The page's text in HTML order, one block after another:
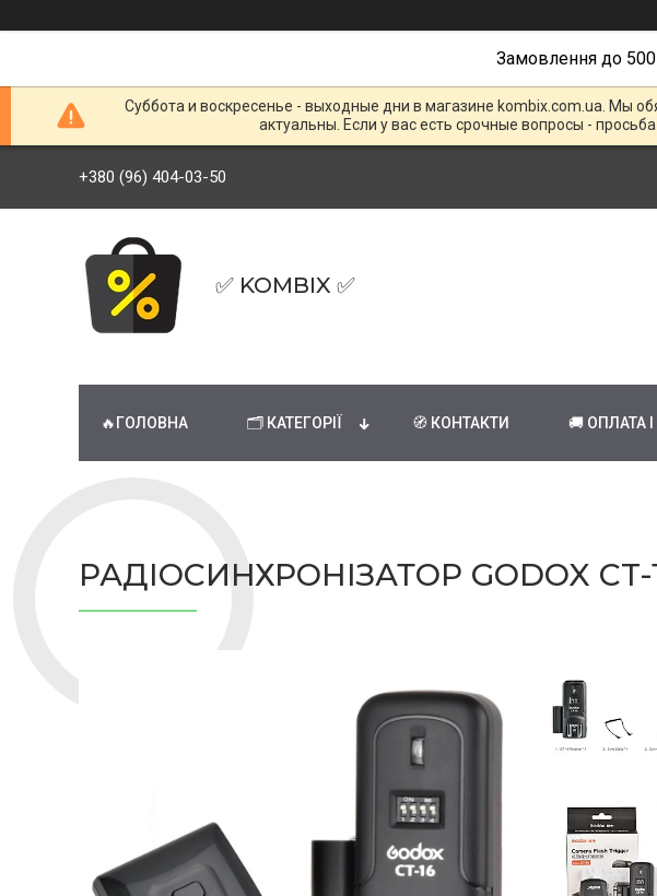
Замовлення до 500
Суббота и воскресенье - выходные дни в магазине kombix.com.ua. Мы
актуальны. Если у вас есть срочные вопросы -
+380 (96) 404-03-50
✅ KOMBIX ✅
🔥ГОЛОВНА 🗂 КАТЕГОРІЇ 🧭 КОНТАКТИ 🚚 ОПЛАТА
РАДІОСИНХРОНІЗАТОР GODOX CT-